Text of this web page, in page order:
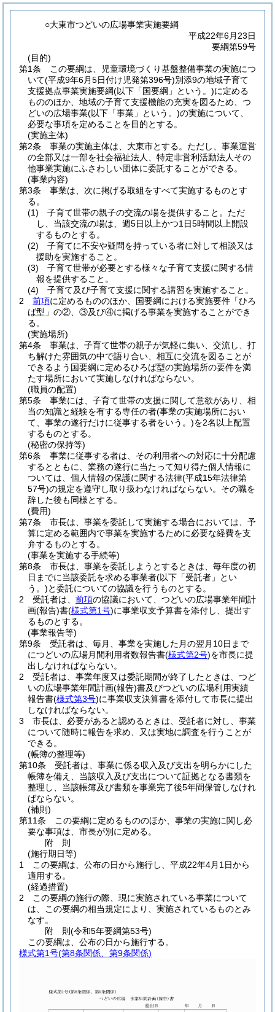
○大東市つどいの広場事業実施要綱
平成22年6月23日
要綱第59号
(目的)
第1条
この要綱は、児童環境づくり基盤整備事業の実施につ
いて(平成9年6月5日付け児発第396号)別添9の地域子育て
支援拠点事業実施要綱(以下「国要綱」という。)に定める
もののほか、地域の子育て支援機能の充実を図るため、つ
どいの広場事業(以下「事業」という。)の実施について、
必要な事項を定めることを目的とする。
(実施主体)
第2条
事業の実施主体は、大東市とする。 ただし、事業運営
の全部又は一部を社会福祉法人、特定非営利活動法人その
他事業実施にふさわしい団体に委託することができる。
(事業内容)
第3条
事業は、次に掲げる取組をすべて実施するものとす
る。
(1)
子育て世帯の親子の交流の場を提供すること。 ただ
し、当該交流の場は、週5日以上かつ1日5時間以上開設
するものとする。
(2)
子育てに不安や疑問を持っている者に対して相談又は
援助を実施すること。
(3)
子育て世帯が必要とする様々な子育て支援に関する情
報を提供すること。
(4)
子育て及び子育て支援に関する講習を実施すること。
2
前項に定めるもののほか、国要綱における実施要件「ひろ
ば型」の②、③及び④に掲げる事業を実施することができ
る。
(実施場所)
第4条
事業は、子育て世帯の親子が気軽に集い、交流し、打
ち解けた雰囲気の中で語り合い、相互に交流を図ることが
できるよう国要綱に定めるひろば型の実施場所の要件を満
たす場所において実施しなければならない。
(職員の配置)
第5条
事業には、子育て世帯の支援に関して意欲があり、相
当の知識と経験を有する専任の者(事業の実施場所におい
て、事業の遂行だけに従事する者をいう。)を2名以上配置
するものとする。
(秘密の保持等)
第6条
事業に従事する者は、その利用者への対応に十分配慮
するとともに、業務の遂行に当たって知り得た個人情報に
ついては、個人情報の保護に関する法律(平成15年法律第
57号)の規定を遵守し取り扱わなければならない。 その職を
辞した後も同様とする。
(費用)
第7条
市長は、事業を委託して実施する場合においては、予
算に定める範囲内で事業を実施するために必要な経費を支
弁するものとする。
(事業を実施する手続等)
第8条
市長は、事業を委託しようとするときは、毎年度の初
日までに当該委託を求める事業者(以下「受託者」とい
う。)と委託についての協議を行うものとする。
2
受託者は、 前項の協議において、つどいの広場事業年間計
画(報告)書(様式第1号)に事業収支予算書を添付し、提出す
るものとする。
(事業報告等)
第9条
受託者は、毎月、事業を実施した月の翌月10日まで
につどいの広場月間利用者数報告書(様式第2号)を市長に提
出しなければならない。
2
受託者は、事業年度又は委託期間が終了したときは、つど
いの広場事業年間計画(報告)書及びつどいの広場利用実績
報告書(様式第3号)に事業収支決算書を添付して市長に提出
しなければならない。
3
市長は、必要があると認めるときは、受託者に対し、事業
について随時に報告を求め、又は実地に調査を行うことが
できる。
(帳簿の整理等)
第10条
受託者は、事業に係る収入及び支出を明らかにした
帳簿を備え、当該収入及び支出について証拠となる書類を
整理し、当該帳簿及び書類を事業完了後5年間保管しなけれ
ばならない。
(補則)
第11条
この要綱に定めるもののほか、事業の実施に関し必
要な事項は、市長が別に定める。
附 則
(施行期日等)
1
この要綱は、公布の日から施行し、平成22年4月1日から
適用する。
(経過措置)
2
この要綱の施行の際、現に実施されている事業について
は、この要綱の相当規定により、実施されているものとみ
なす。
附 則(令和5年要綱第53号)
この要綱は、公布の日から施行する。
様式第1号(第8条関係、第9条関係)